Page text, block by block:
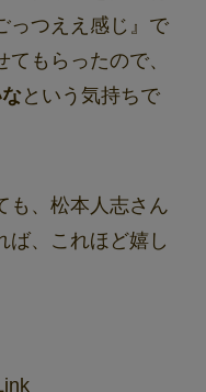
っつええ感じ』で
もらったので、
という気持ちで
も、松本人志さん
ば、これほど嬉し